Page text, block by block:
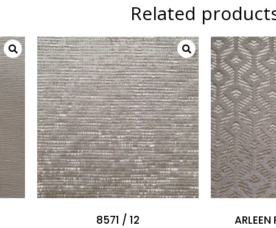
Related
8571 / 12